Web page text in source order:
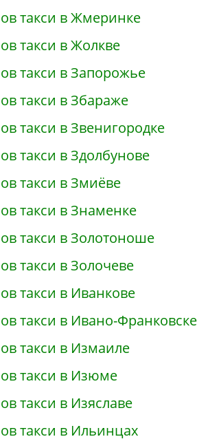
такси в Жмеринке
такси в Жолкве
такси в Запорожье
такси в Збараже
такси в Звенигородке
такси в Здолбунове
такси в Змиёве
такси в Знаменке
такси в Золотоноше
такси в Золочеве
такси в Иванкове
такси в Ивано-Франковске
такси в Измаиле
такси в Изюме
такси в Изяславе
такси в Ильинцах